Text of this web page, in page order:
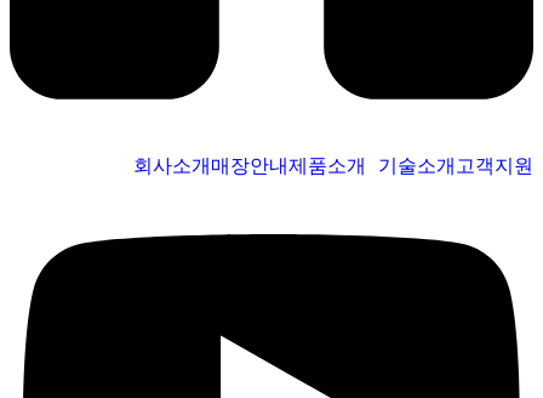
회사소개 매장안내제품소개 기술소개 고객지원